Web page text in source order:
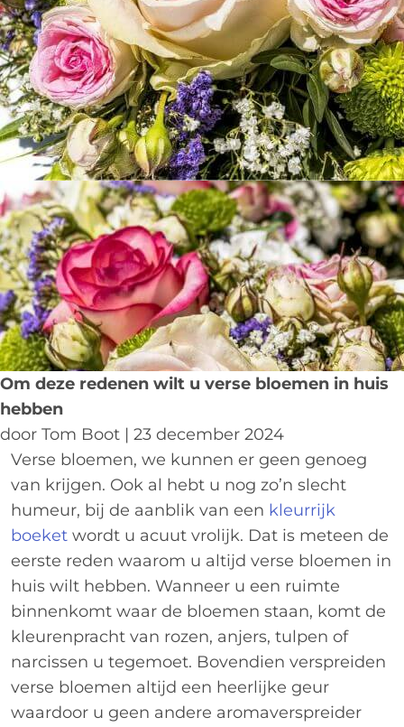
Om deze redenen wilt u verse bloemen in huis
hebben
door Tom Boot | 23 december 2024
Verse bloemen, we kunnen er geen genoeg
van krijgen. Ook al hebt u nog zo’n slecht
humeur, bij de aanblik van een kleurrijk
boeket wordt u acuut vrolijk. Dat is meteen de
eerste reden waarom u altijd verse bloemen in
huis wilt hebben. Wanneer u een ruimte
binnenkomt waar de bloemen staan, komt de
kleurenpracht van rozen, anjers, tulpen of
narcissen u tegemoet. Bovendien verspreiden
verse bloemen altijd een heerlijke geur
waardoor u geen andere aromaverspreider